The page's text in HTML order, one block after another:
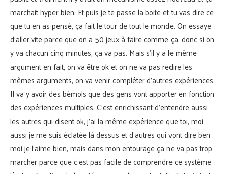
marchait hyper bien. Et puis je te passe la boite et tu vas dire ce
que tu en as pensé, ça fait le tour de tout le monde. On essaye
d’aller vite parce que on a 50 jeux à faire comme ça, donc si on
y va chacun cinq minutes, ça va pas. Mais s’il y a le même
argument en fait, on va être ok et on ne va pas redire les
mêmes arguments, on va venir compléter d’autres expériences.
Il va y avoir des bémols que des gens vont apporter en fonction
des expériences multiples. C’est enrichissant d’entendre aussi
les autres qui disent ok, j’ai la même expérience que toi, moi
aussi je me suis éclatée là dessus et d’autres qui vont dire ben
moi je l’aime bien, mais dans mon entourage ça ne va pas trop
marcher parce que c’est pas facile de comprendre ce système